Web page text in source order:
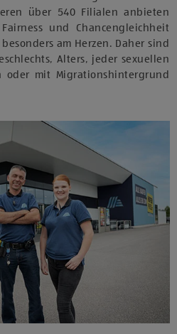
über 540 Filialen anbieten
und Chancengleichheit
besonders am Herzen. Daher sind
Alters, jeder sexuellen
oder mit Migrationshintergrund